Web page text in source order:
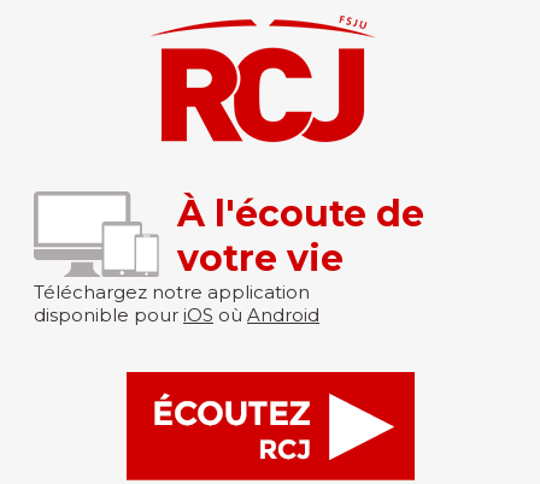
À l'écoute de
votre vie
Téléchargez notre application
disponible pour iOS où Android